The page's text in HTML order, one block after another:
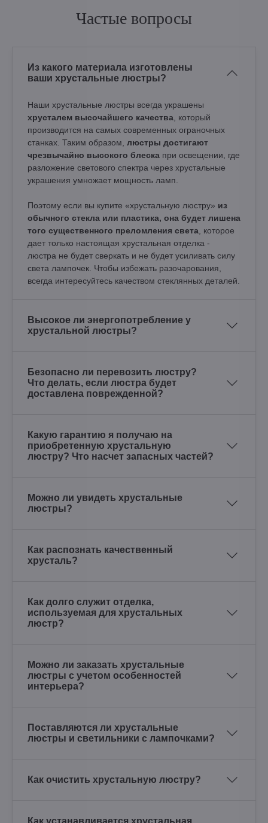
Частые вопросы
Из какого материала изготовлены
ваши хрустальные люстры?
Наши хрустальные люстры всегда украшены
хрусталем высочайшего качества , который
производится на самых современных ограночных
станках. Таким образом, люстры достигают
чрезвычайно высокого блеска при освещении, где
разложение светового спектра через хрустальные
украшения умножает мощность ламп.
Поэтому если вы купите «хрустальную люстру» из
обычного стекла или пластика, она будет лишена
того существенного преломления света , которое
дает только настоящая хрустальная отделка -
люстра не будет сверкать и не будет усиливать силу
света лампочек. Чтобы избежать разочарования,
всегда интересуйтесь качеством стеклянных деталей.
Высокое ли энергопотребление у
хрустальной люстры?
Безопасно ли перевозить люстру?
Что делать, если люстра будет
доставлена поврежденной?
Какую гарантию я получаю на
приобретенную хрустальную
люстру? Что насчет запасных частей?
Можно ли увидеть хрустальные
люстры?
Как распознать качественный
хрусталь?
Как долго служит отделка,
используемая для хрустальных
люстр?
Можно ли заказать хрустальные
люстры с учетом особенностей
интерьера?
Поставляются ли хрустальные
люстры и светильники с лампочками?
Как очистить хрустальную люстру?
Как устанавливается хрустальная